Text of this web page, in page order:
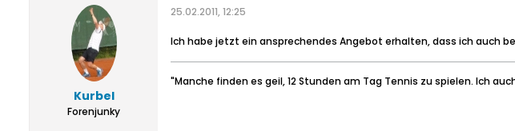
Kurbel
Forenjunky
25.02.2011, 12:25
Ich habe jetzt ein ansprechendes Angebot erhalten, dass ich auch
"Manche finden es geil, 12 Stunden am Tag Tennis zu spielen. Ich